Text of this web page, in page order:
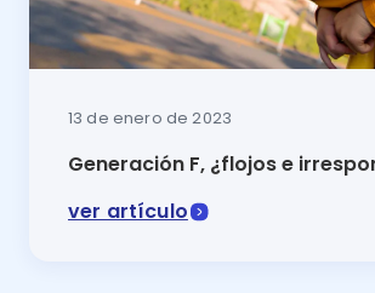
13 de enero de 2023
Generación F, ¿flojos e
ver artículo